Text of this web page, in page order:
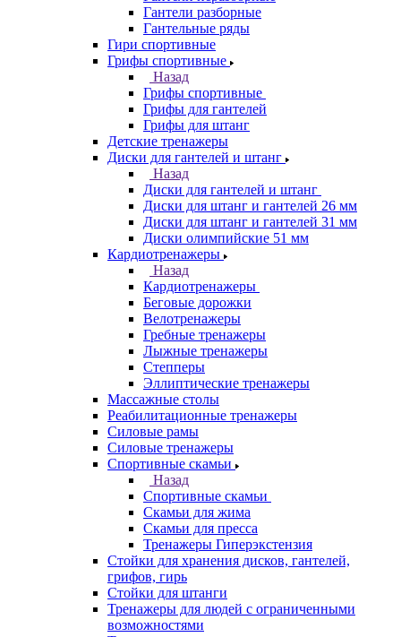
Гантели разборные
Гантельные ряды
Гири спортивные
Грифы спортивные
Назад
Грифы спортивные
Грифы для гантелей
Грифы для штанг
Детские тренажеры
Диски для гантелей и штанг
Назад
Диски для гантелей и штанг
Диски для штанг и гантелей 26 мм
Диски для штанг и гантелей 31 мм
Диски олимпийские 51 мм
Кардиотренажеры
Назад
Кардиотренажеры
Беговые дорожки
Велотренажеры
Гребные тренажеры
Лыжные тренажеры
Степперы
Эллиптические тренажеры
Массажные столы
Реабилитационные тренажеры
Силовые рамы
Силовые тренажеры
Спортивные скамьи
Назад
Спортивные скамьи
Скамьи для жима
Скамьи для пресса
Тренажеры Гиперэкстензия
Стойки для хранения дисков, гантелей,
грифов, гирь
Стойки для штанги
Тренажеры для людей с ограниченными
возможностями